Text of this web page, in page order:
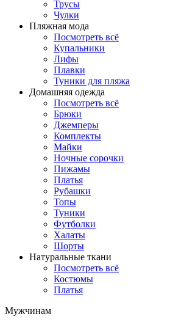
Трусы
Чулки
Пляжная мода
Посмотреть всё
Купальники
Лифы
Плавки
Туники для пляжа
Домашняя одежда
Посмотреть всё
Брюки
Джемперы
Комплекты
Майки
Ночные сорочки
Пижамы
Платья
Рубашки
Топы
Туники
Футболки
Халаты
Шорты
Натуральные ткани
Посмотреть всё
Костюмы
Платья
Мужчинам